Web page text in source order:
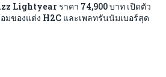
Lightyear ราคา 74,900 บาท เปิดตัว
ของแต่ง H2C และเพลทรันนัมเบอร์สุด